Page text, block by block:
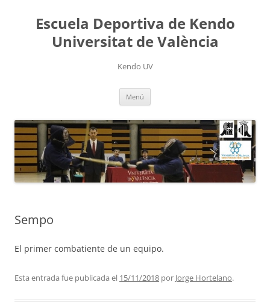
contenidoEscuela Deportiva de Kendo
Universitat de València
Kendo UV
Menú
Sempo
El primer combatiente de un equipo.
Esta entrada fue publicada el 15/11/2018 por Jorge Hortelano.